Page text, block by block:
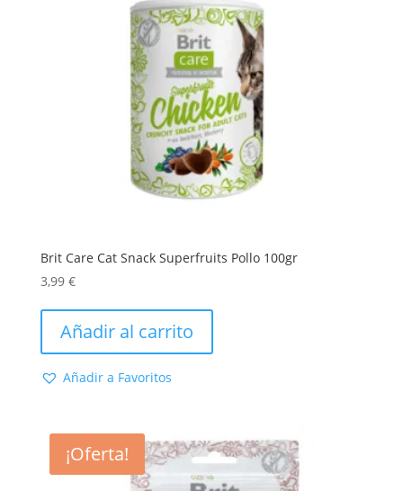
Brit Care Cat Snack Superfruits Pollo 100gr
3,99 €
Añadir al carrito
Añadir a Favoritos
¡Oferta!